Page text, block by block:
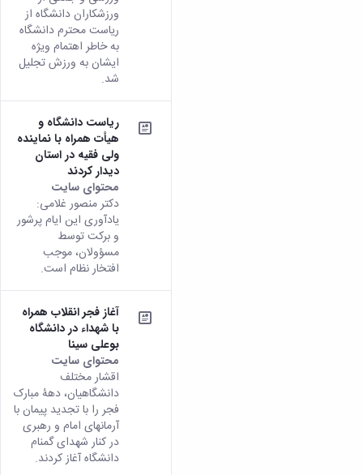
ورزشکاران دانشگاه از
ریاست محترم دانشگاه
به خاطر اهتمام ویژه
ایشان به ورزش تجلیل
شد.
ریاست دانشگاه و
هیأت همراه با نماینده
ولی فقیه در استان
دیدار کردند
محتوای سایت
دکتر منصور غلامی:
یادآوری این ایام پرشور
و برکت توسط
مسؤولان، موجب
افتخار نظام است.
آغاز فجر انقلاب همراه
با شهداء در دانشگاه
بوعلی سینا
محتوای سایت
اقشار مختلف
دانشگاهیان، دهۀ مبارک
فجر را با تجدید پیمان با
آرمان­های امام و رهبری
در کنار شهدای گمنام
دانشگاه آغاز کردند.